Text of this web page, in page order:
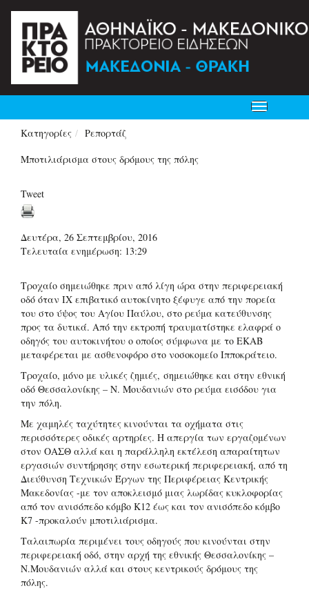
Toggle
navigation
Κατηγορίες
Ρεπορτάζ
Μποτιλιάρισμα στους δρόμους της πόλης
Tweet
Δευτέρα, 26 Σεπτεμβρίου, 2016
Τελευταία ενημέρωση: 13:29
Τροχαίο σημειώθηκε πριν από λίγη ώρα στην περιφερειακή
οδό όταν ΙΧ επιβατικό αυτοκίνητο ξέφυγε από την πορεία
του στο ύψος του Αγίου Παύλου, στο ρεύμα κατεύθυνσης
προς τα δυτικά. Από την εκτροπή τραυματίστηκε ελαφρά ο
οδηγός του αυτοκινήτου ο οποίος σύμφωνα με το ΕΚΑΒ
μεταφέρεται με ασθενοφόρο στο νοσοκομείο Ιπποκράτειο.
Τροχαίο, μόνο με υλικές ζημιές, σημειώθηκε και στην εθνική
οδό Θεσσαλονίκης – Ν. Μουδανιών στο ρεύμα εισόδου για
την πόλη.
Με χαμηλές ταχύτητες κινούνται τα οχήματα στις
περισσότερες οδικές αρτηρίες. Η απεργία των εργαζομένων
στον ΟΑΣΘ αλλά και η παράλληλη εκτέλεση απαραίτητων
εργασιών συντήρησης στην εσωτερική περιφερειακή, από τη
Διεύθυνση Τεχνικών Έργων της Περιφέρειας Κεντρικής
Μακεδονίας -με τον αποκλεισμό μιας λωρίδας κυκλοφορίας
από τον ανισόπεδο κόμβο Κ12 έως και τον ανισόπεδο κόμβο
Κ7 -προκαλούν μποτιλιάρισμα.
Ταλαιπωρία περιμένει τους οδηγούς που κινούνται στην
περιφερειακή οδό, στην αρχή της εθνικής Θεσσαλονίκης –
Ν.Μουδανιών αλλά και στους κεντρικούς δρόμους της
πόλης.